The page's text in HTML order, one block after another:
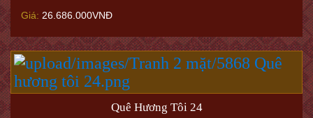
Giá: 26.686.000VNĐ
Quê Hương Tôi 24